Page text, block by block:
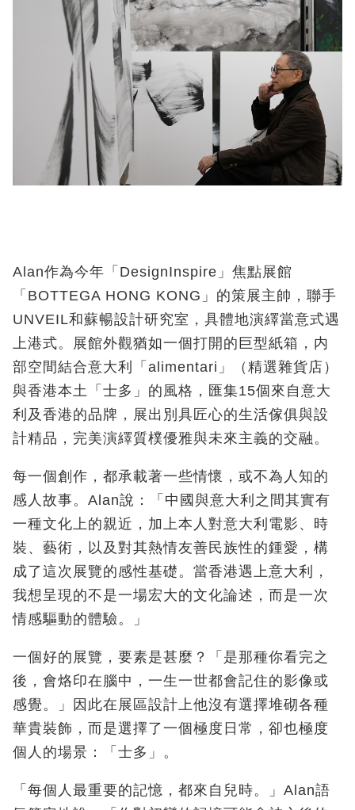
Alan作為今年 「DesignInspire」焦點展館
「BOTTEGA HONG KONG 」 的策展主帥，聯手
UNVEIL和蘇暢設計研究室，具體地演繹當意式遇
上港式。展館外觀猶如一個打開的巨型紙箱，内
部空間結合意大利「 alimentari 」（精選雜貨店）
與香港本土「士多」的風格，匯集15個來自意大
利及香港的品牌，展出別具匠心的生活傢俱與設
計精品，完美演繹質樸優雅與未來主義的交融。
每一個創作，都承載著一些情懷，或不為人知的
感人故事。Alan說：「中國與意大利之間其實有
一種文化上的親近，加上本人對意大利電影、時
裝、藝術，以及對其熱情友善民族性的鍾愛，構
成了這次展覽的感性基礎。當香港遇上意大利，
我想呈現的不是一場宏大的文化論述，而是一次
情感驅動的體驗。」
一個好的展覽，要素是甚麼？「是那種你看完之
後，會烙印在腦中，一生一世都會記住的影像或
感覺。」因此在展區設計上他沒有選擇堆砌各種
華貴裝飾，而是選擇了一個極度日常，卻也極度
個人的場景：「士多」。
「每個人最重要的記憶，都來自兒時。」Alan語